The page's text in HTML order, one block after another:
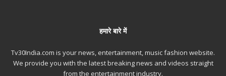
हमारे बारे में
Tv30India.com is your news, entertainment, music fashion website.
We provide you with the latest breaking news and videos straight
from the entertainment industry.